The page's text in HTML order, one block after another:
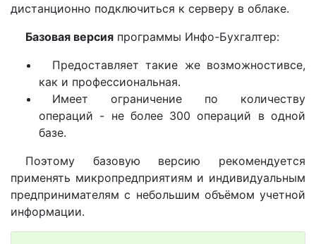
дистанционно подключиться к серверу в облаке.
Базовая версияпрограммы Инфо-Бухгалтер:
Предоставляет такие же возможностивсе,
как и профессиональная.
Имеет ограничение по количеству
операций - не более 300 операций в одной
базе.
Поэтому базовую версию рекомендуется
применять микропредприятиям и индивидуальным
предпринимателям с небольшим объёмом учетной
информации.